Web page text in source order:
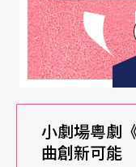
這裡是個黑盒子
氛，原來場地空
自維斯維爾德之
真回答每個人的
所謂的設計哲學
小劇場粵劇
曲創新可能